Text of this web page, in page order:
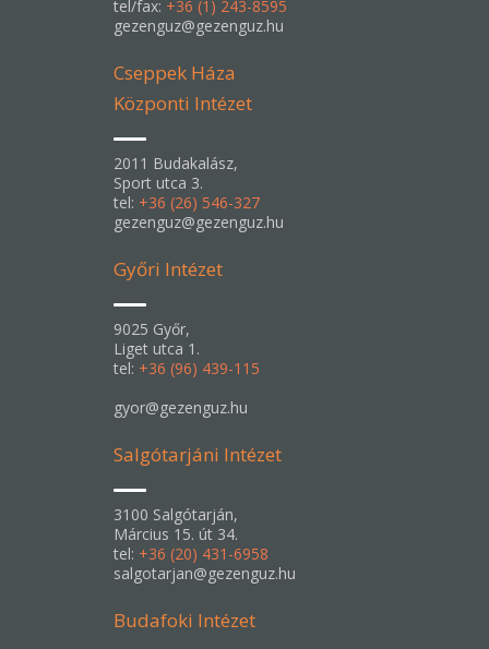
tel/fax: +36 (1) 243-8595
gezenguz@gezenguz.hu
Cseppek Háza
Központi Intézet
2011 Budakalász,
Sport utca 3.
tel: +36 (26) 546-327
gezenguz@gezenguz.hu
Győri Intézet
9025 Győr,
Liget utca 1.
tel: +36 (96) 439-115
gyor@gezenguz.hu
Salgótarjáni Intézet
3100 Salgótarján,
Március 15. út 34.
tel: +36 (20) 431-6958
salgotarjan@gezenguz.hu
Budafoki Intézet